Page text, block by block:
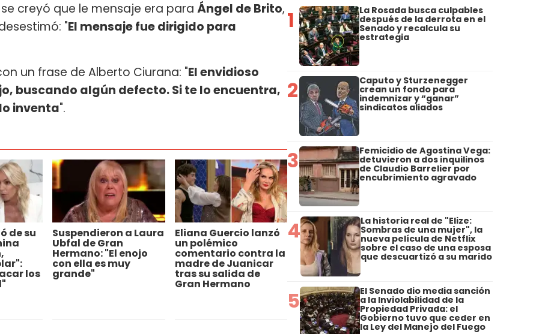
creyó que le mensaje era para Ángel de Brito,
"El mensaje fue dirigido para
un frase de Alberto Ciurana: "El envidioso
buscando algún defecto. Si te lo encuentra,
inventa".
de su
los
Suspendieron a Laura
Ubfal de Gran
Hermano: "El enojo
con ella es muy
grande"
Eliana Guercio lanzó
un polémico
comentario contra la
madre de Juanicar
tras su salida de
Gran Hermano
1 La Rosada busca culpables
después de la derrota en el
Senado y recalcula su
estrategia
2 Caputo y Sturzenegger
crean un fondo para
indemnizar y “ganar”
sindicatos aliados
3 Femicidio de Agostina Vega:
detuvieron a dos inquilinos
de Claudio Barrelier por
encubrimiento agravado
4 La historia real de "Elize:
Sombras de una mujer", la
nueva película de Netflix
sobre el caso de una esposa
que descuartizó a su marido
5 El Senado dio media sanción
a la Inviolabilidad de la
Propiedad Privada: el
Gobierno tuvo que ceder en
la Ley del Manejo del Fuego